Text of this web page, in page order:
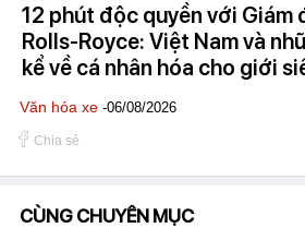
12 phút độc quyền với Giám
Rolls-Royce: Việt Nam và
kể về cá nhân hóa cho giới
Văn hóa xe -06/08/2026
Chia sẻ
CÙNG CHUYÊN MỤC